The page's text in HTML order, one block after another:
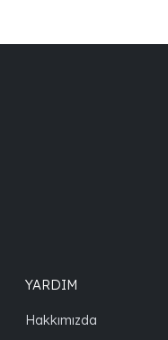
YARDIM
Hakkımızda